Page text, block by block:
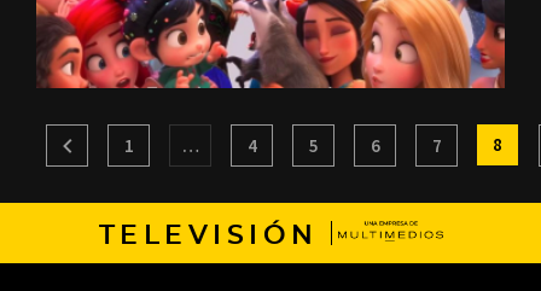
1 … 4 5 6 7 8
TELEVISIÓN